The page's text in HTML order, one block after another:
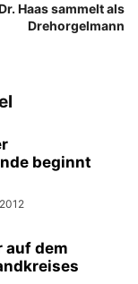
Haas sammelt als
Drehorgelmann
beginnt
auf dem